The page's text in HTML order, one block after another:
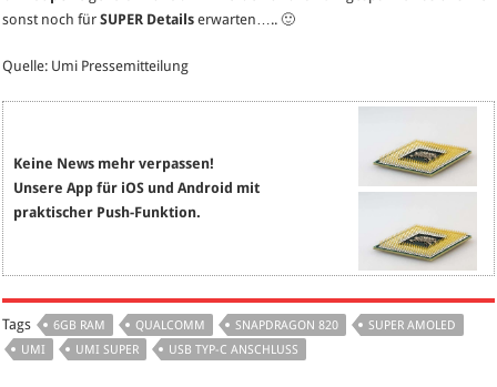
sonst noch fürSUPER Details erwarten….. 🙂
Quelle: Umi Pressemitteilung
Keine News mehr verpassen!
Unsere App für iOS und Android mit
praktischer Push-Funktion.
Tags 6GB RAM QUALCOMM SNAPDRAGON 820
SUPER AMOLED
UMI
UMI SUPER USB TYP-C ANSCHLUSS